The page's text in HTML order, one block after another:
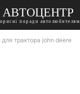
АВТОЦЕНТР
поради автолюбителям
для трактора john deere